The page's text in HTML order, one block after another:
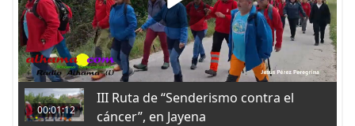
00:01:12
III Ruta de “Senderismo contra el
cáncer”, en Jayena